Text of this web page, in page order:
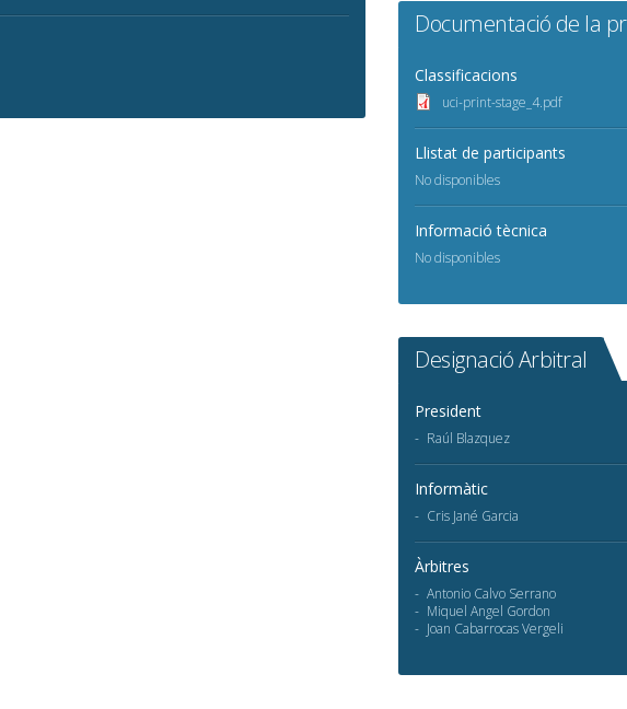
Documentació de la
Classificacions
uci-print-stage_4.pdf
Llistat de participants
No disponibles
Informació tècnica
No disponibles
Designació Arbitral
President
Raúl Blazquez
Informàtic
Cris Jané Garcia
Àrbitres
Antonio Calvo Serrano
Miquel Angel Gordon
Joan Cabarrocas Vergeli